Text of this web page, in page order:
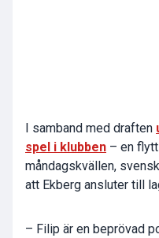
I samband med draften
spel i klubben – en
måndagskvällen,
att Ekberg ansluter till
– Filip är en beprövad